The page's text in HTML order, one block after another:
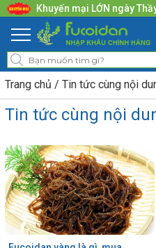
Khuyến mại LỚN ngày
Trang chủ Tin tức cùng nội
Tin tức cùng nội